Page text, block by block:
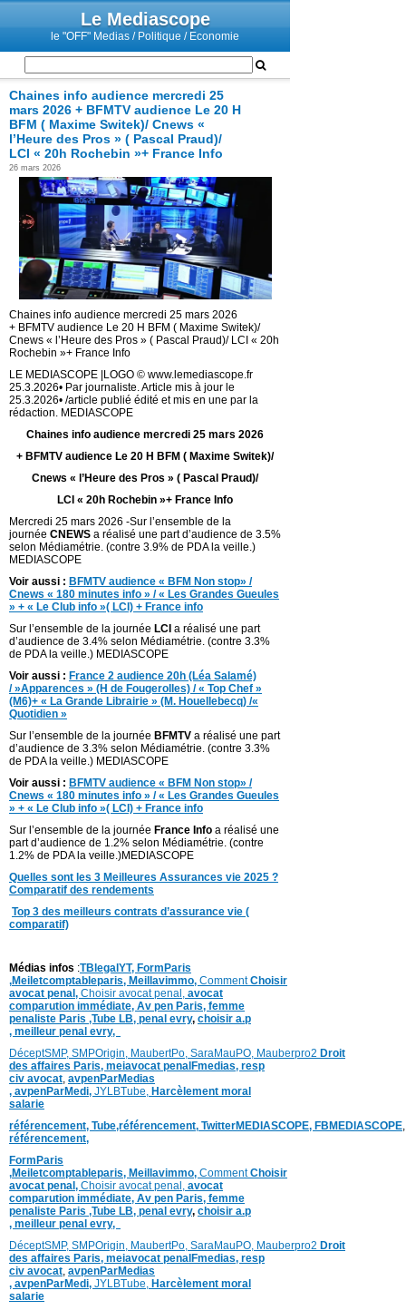
Le Mediascope
le "OFF" Medias / Politique / Economie
Chaines info audience mercredi 25
mars 2026 + BFMTV audience Le 20 H
BFM ( Maxime Switek)/ Cnews «
l’Heure des Pros » ( Pascal Praud)/
LCI « 20h Rochebin »+ France Info
26 mars 2026
Chaines info audience mercredi 25 mars 2026
+ BFMTV audience Le 20 H BFM ( Maxime Switek)/
Cnews « l’Heure des Pros » ( Pascal Praud)/ LCI « 20h
Rochebin »+ France Info
LE MEDIASCOPE |LOGO © www.lemediascope.fr
25.3.2026• Par journaliste. Article mis à jour le
25.3.2026• /article publié édité et mis en une par la
rédaction. MEDIASCOPE
Chaines info audience mercredi 25 mars 2026
+ BFMTV audience Le 20 H BFM ( Maxime Switek)/
Cnews « l’Heure des Pros » ( Pascal Praud)/
LCI « 20h Rochebin »+ France Info
Mercredi 25 mars 2026 -Sur l’ensemble de la
journée CNEWS a réalisé une part d’audience de 3.5%
selon Médiamétrie. (contre 3.9% de PDA la veille.)
MEDIASCOPE
Voir aussi : BFMTV audience « BFM Non stop» /
Cnews « 180 minutes info » / « Les Grandes Gueules
» + « Le Club info »( LCI) + France info
Sur l’ensemble de la journée LCI a réalisé une part
d’audience de 3.4% selon Médiamétrie. (contre 3.3%
de PDA la veille.) MEDIASCOPE
Voir aussi : France 2 audience 20h (Léa Salamé)
/ »Apparences » (H de Fougerolles) / « Top Chef »
(M6)+ « La Grande Librairie » (M. Houellebecq) /«
Quotidien »
Sur l’ensemble de la journée BFMTV a réalisé une part
d’audience de 3.3% selon Médiamétrie. (contre 3.3%
de PDA la veille.) MEDIASCOPE
Voir aussi : BFMTV audience « BFM Non stop» /
Cnews « 180 minutes info » / « Les Grandes Gueules
» + « Le Club info »( LCI) + France info
Sur l’ensemble de la journée France Info a réalisé une
part d’audience de 1.2% selon Médiamétrie. (contre
1.2% de PDA la veille.)MEDIASCOPE
Quelles sont les 3 Meilleures Assurances vie 2025 ?
Comparatif des rendements
Top 3 des meilleurs contrats d’assurance vie (
comparatif)
Médias infos :TBlegalYT, FormParis
,Meiletcomptableparis, Meillavimmo, CommentChoisir
avocat penal, Choisir avocat penal, avocat
comparution immédiate, Av pen Paris, femme
penaliste Paris ,Tube LB, penal evry, choisir a.p
, meilleur penal evry,
DéceptSMP, SMPOrigin, MaubertPo, SaraMauPO, Mauberpro2 Droit
des affaires Paris, meiavocat penalFmedias, resp
civ avocat, avpenParMedias
, avpenParMedi, JYLBTube, Harcèlement moral
salarie
référencement, Tube,référencement, TwitterMEDIASCOPE, FBMEDIASCOPE
référencement,
FormParis
,Meiletcomptableparis, Meillavimmo, CommentChoisir
avocat penal, Choisir avocat penal, avocat
comparution immédiate, Av pen Paris, femme
penaliste Paris ,Tube LB, penal evry, choisir a.p
, meilleur penal evry,
DéceptSMP, SMPOrigin, MaubertPo, SaraMauPO, Mauberpro2 Droit
des affaires Paris, meiavocat penalFmedias, resp
civ avocat, avpenParMedias
, avpenParMedi, JYLBTube, Harcèlement moral
salarie